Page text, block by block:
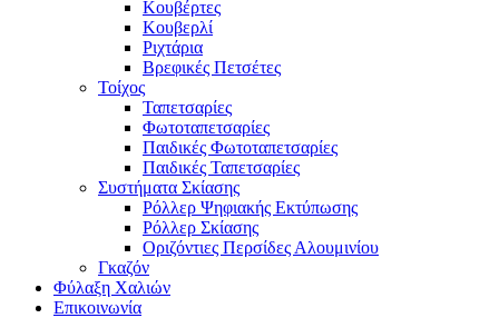
Κουβέρτες
Κουβερλί
Ριχτάρια
Βρεφικές Πετσέτες
Τοίχος
Ταπετσαρίες
Φωτοταπετσαρίες
Παιδικές Φωτοταπετσαρίες
Παιδικές Ταπετσαρίες
Συστήματα Σκίασης
Ρόλλερ Ψηφιακής Εκτύπωσης
Ρόλλερ Σκίασης
Οριζόντιες Περσίδες Αλουμινίου
Γκαζόν
Φύλαξη Χαλιών
Επικοινωνία